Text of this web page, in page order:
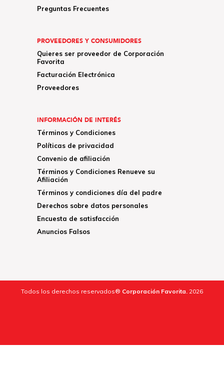
Preguntas Frecuentes
PROVEEDORES Y CONSUMIDORES
Quieres ser proveedor de Corporación
Favorita
Facturación Electrónica
Proveedores
INFORMACIÓN DE INTERÉS
Términos y Condiciones
Políticas de privacidad
Convenio de afiliación
Términos y Condiciones Renueve su
Afiliación
Términos y condiciones día del padre
Derechos sobre datos personales
Encuesta de satisfacción
Anuncios Falsos
Todos los derechos reservados® Corporación Favorita. 2026